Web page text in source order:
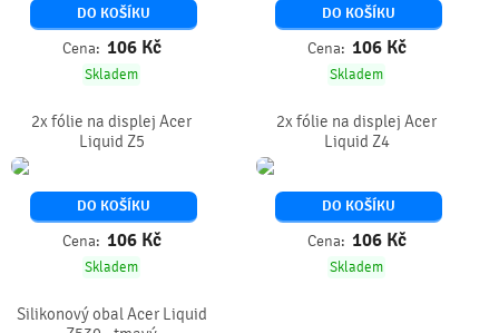
DO KOŠÍKU
Cena: 106 Kč
Skladem
DO KOŠÍKU
Cena: 106 Kč
Skladem
2x fólie na displej Acer
Liquid Z5
DO KOŠÍKU
Cena: 106 Kč
Skladem
2x fólie na displej Acer
Liquid Z4
DO KOŠÍKU
Cena: 106 Kč
Skladem
Silikonový obal Acer Liquid